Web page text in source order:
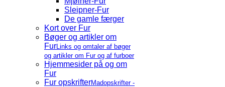
Sleipner-Fur
De gamle færger
Kort over Fur
Bøger og artikler om
FurLinks og omtaler af bøger
og artikler om Fur og af furboer
Hjemmesider på og om
Fur
Fur opskrifterMadopskrifter -